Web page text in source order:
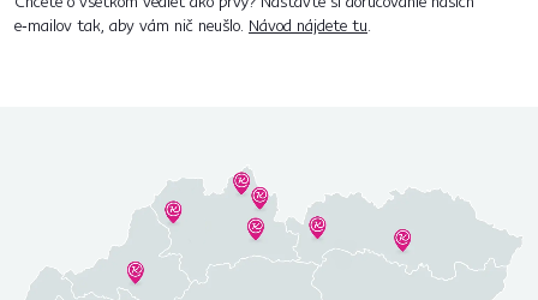
e‑mailov tak, aby vám nič neušlo. Návod nájdete tu